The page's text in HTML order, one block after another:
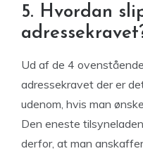
5. Hvordan
Ud af de 4
adressekravet der er
udenom, hvis man
Den eneste
derfor, at man